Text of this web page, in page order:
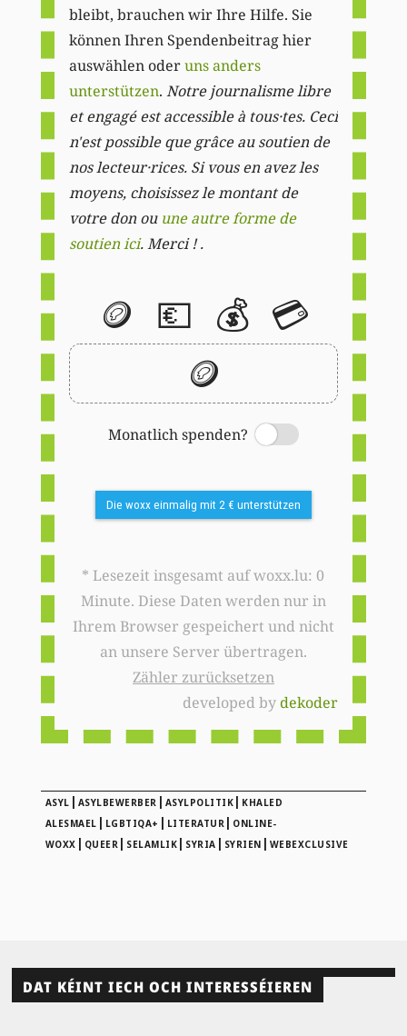
bleibt, brauchen wir Ihre Hilfe. Sie
können Ihren Spendenbeitrag hier
auswählen oderuns anders
unterstützen. Notre journalisme libre
et engagé est accessible à tous·tes. Ceci
n'est possible que grâce au soutien de
nos lecteur·rices. Si vous en avez les
moyens, choisissez le montant de
votre don ou une autre forme de
soutien ici. Merci ! .
🪙 💶 💰 💳
🪙
Monatlich spenden?
Switch
Die woxx einmalig mit 2 € unterstützen
* Lesezeit insgesamt auf woxx.lu: 0
Minute. Diese Daten werden nur in
Ihrem Browser gespeichert und nicht
an unsere Server übertragen.
Zähler zurücksetzen
developed bydekoder
ASYL | ASYLBEWERBER | ASYLPOLITIK | KHALED
ALESMAEL | LGBTIQA+ | LITERATUR | ONLINE-
WOXX | QUEER | SELAMLIK | SYRIA | SYRIEN | WEBEXCLUSIVE
DAT KÉINT IECH OCH INTERESSÉIEREN